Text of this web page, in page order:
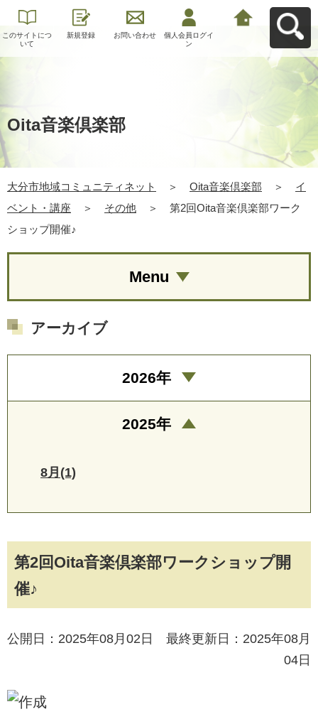
このサイトにつ
いて
新規登録 お問い合わせ
個人会員ログイ
ン
Oita音楽倶楽部
大分市地域コミュニティネット ＞ Oita音楽倶楽部 ＞
イ
ベント・講座
＞ その他 ＞
第2回Oita音楽倶楽部ワーク
ショップ開催♪
第2回Oita音楽倶楽部ワークショップ開
催♪
公開日：2025年08月02日 最終更新日：2025年08月
04日
Menu
アーカイブ
2026年
2025年
8月(1)